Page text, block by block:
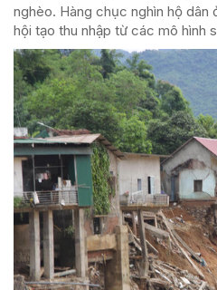
nghèo. Hàng chục nghìn hộ
hội tạo thu nhập từ các mô hình